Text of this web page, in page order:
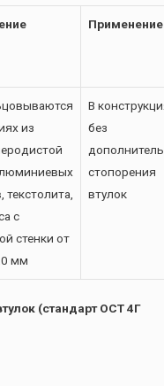
Применение
из
текстолита,
с
стенки от
мм
В
без
стопорения
втулок
(стандарт ОСТ 4Г